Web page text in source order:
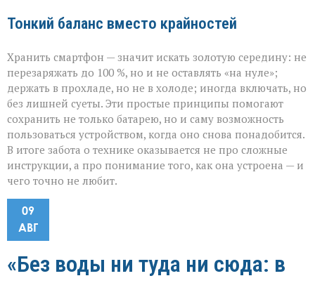
Тонкий баланс вместо крайностей
Хранить смартфон — значит искать золотую середину: не
перезаряжать до 100 %, но и не оставлять «на нуле»;
держать в прохладе, но не в холоде; иногда включать, но
без лишней суеты. Эти простые принципы помогают
сохранить не только батарею, но и саму возможность
пользоваться устройством, когда оно снова понадобится.
В итоге забота о технике оказывается не про сложные
инструкции, а про понимание того, как она устроена — и
чего точно не любит.
09
АВГ
«Без воды ни туда ни сюда: в